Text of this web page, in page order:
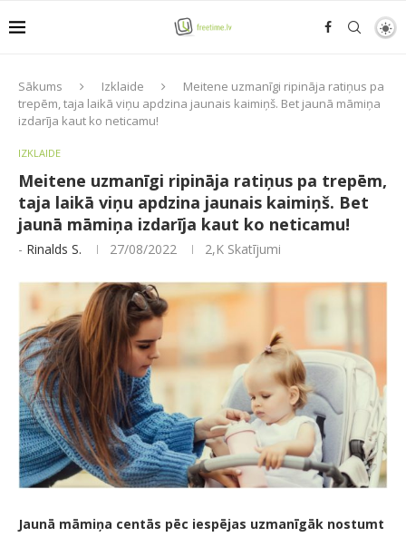
Sākums Izklaide
Meitene uzmanīgi ripināja ratiņus pa
trepēm, taja laikā viņu apdzina jaunais kaimiņš. Bet jaunā māmiņa
izdarīja kaut ko neticamu!
IZKLAIDE
Meitene uzmanīgi ripināja ratiņus pa trepēm,
taja laikā viņu apdzina jaunais kaimiņš. Bet
jaunā māmiņa izdarīja kaut ko neticamu!
- Rinalds S. 27/08/2022 2,K Skatījumi
Jaunā māmiņa centās pēc iespējas uzmanīgāk nostumt